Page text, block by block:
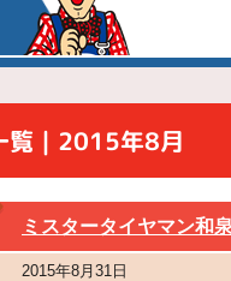
覧｜2015年8月
ミスタータイヤマン和
2015年8月31日